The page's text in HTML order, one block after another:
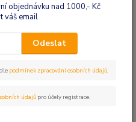
pyžamové kalhoty
kalhoty
objednávku nad 1000,- Kč
váš email
Odeslat
podmínek zpracování osobních údajů.
údajů pro účely registrace.